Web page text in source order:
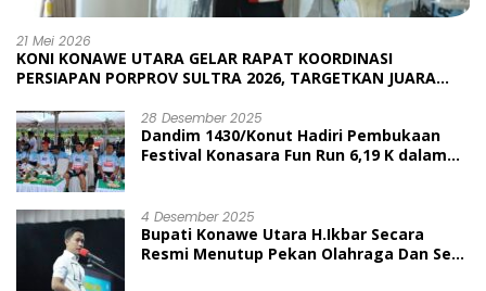
21 Mei 2026
KONI KONAWE UTARA GELAR RAPAT KOORDINASI
PERSIAPAN PORPROV SULTRA 2026, TARGETKAN JUARA
28 Desember 2025
Dandim 1430/Konut Hadiri Pembukaan
Festival Konasara Fun Run 6,19 K dalam
4 Desember 2025
Bupati Konawe Utara H.Ikbar Secara
Resmi Menutup Pekan Olahraga Dan Seni